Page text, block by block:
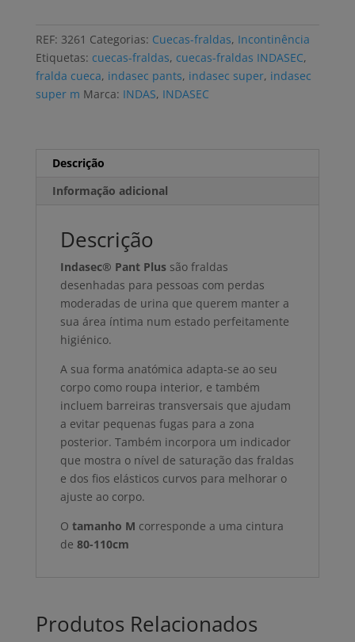
SUPER
(4x10
REF: 3261 Categorias: Cuecas-fraldas, Incontinência
Etiquetas: cuecas-fraldas, cuecas-fraldas INDASEC,
fralda cueca, indasec pants, indasec super, indasec
super m Marca: INDAS, INDASEC
Descrição
Informação adicional
Descrição
Indasec® Pant Plus são fraldas
desenhadas para pessoas com perdas
moderadas de urina que querem manter a
sua área íntima num estado perfeitamente
higiénico.
A sua forma anatómica adapta-se ao seu
corpo como roupa interior, e também
incluem barreiras transversais que ajudam
a evitar pequenas fugas para a zona
posterior. Também incorpora um indicador
que mostra o nível de saturação das fraldas
e dos fios elásticos curvos para melhorar o
ajuste ao corpo.
O tamanho M corresponde a uma cintura
de 80-110cm
Produtos Relacionados